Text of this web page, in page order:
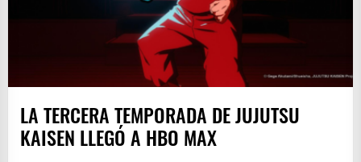
LA TERCERA TEMPORADA DE JUJUTSU
KAISEN LLEGÓ A HBO MAX